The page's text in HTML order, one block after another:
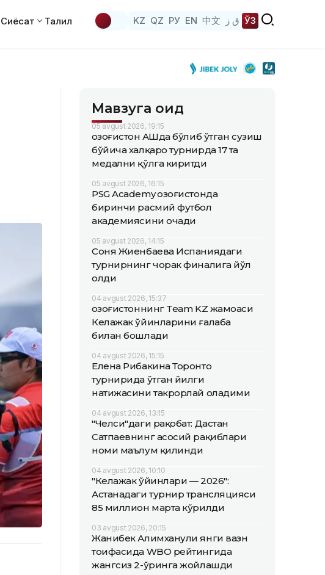
Сиёсат Таҳлил KZ QZ РУ EN 中文 ق ز ЎЗ
Мавзуга оид
05 avgust 2026, 19:15
Қозоғистон АҚШда бўлиб ўтган сузиш
бўйича халқаро турнирда 17 та
медални қўлга киритди
05 avgust 2026, 16:15
PSG Academy Қозоғистонда
биринчи расмий футбол
академиясини очади
05 avgust 2026, 14:15
Соня Жиенбаева Испаниядаги
турнирнинг чорак финалига йўл
олди
04 avgust 2026, 15:37
Қозоғистоннинг Team KZ жамоаси
Келажак ўйинларини ғалаба
билан бошлади
04 avgust 2026, 15:15
Елена Рибакина Торонто
турнирида ўтган йилги
натижасини такрорлай оладими
04 avgust 2026, 13:15
"Челси"даги рақобат: Дастан
Сатпаевнинг асосий рақиблари
номи маълум қилинди
04 avgust 2026, 10:10
"Келажак ўйинлари — 2026":
Астанадаги турнир трансляцияси
85 миллион марта кўрилди
03 avgust 2026, 20:15
Жанибек Алимханули янги вазн
тоифасида WBO рейтингида
жангсиз 2-ўринга жойлашди